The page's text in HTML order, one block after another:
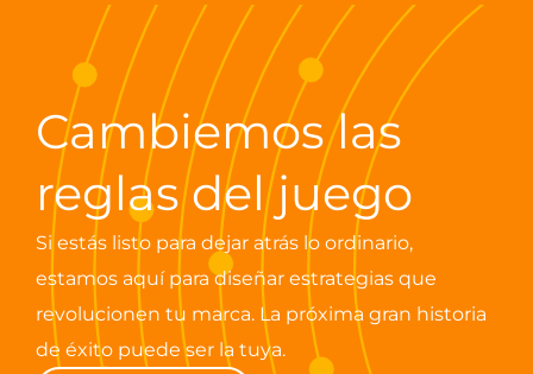
Cambiemos las
reglas del juego
Si estás listo para dejar atrás lo ordinario,
estamos aquí para diseñar estrategias que
revolucionen tu marca. La próxima gran historia
de éxito puede ser la tuya.